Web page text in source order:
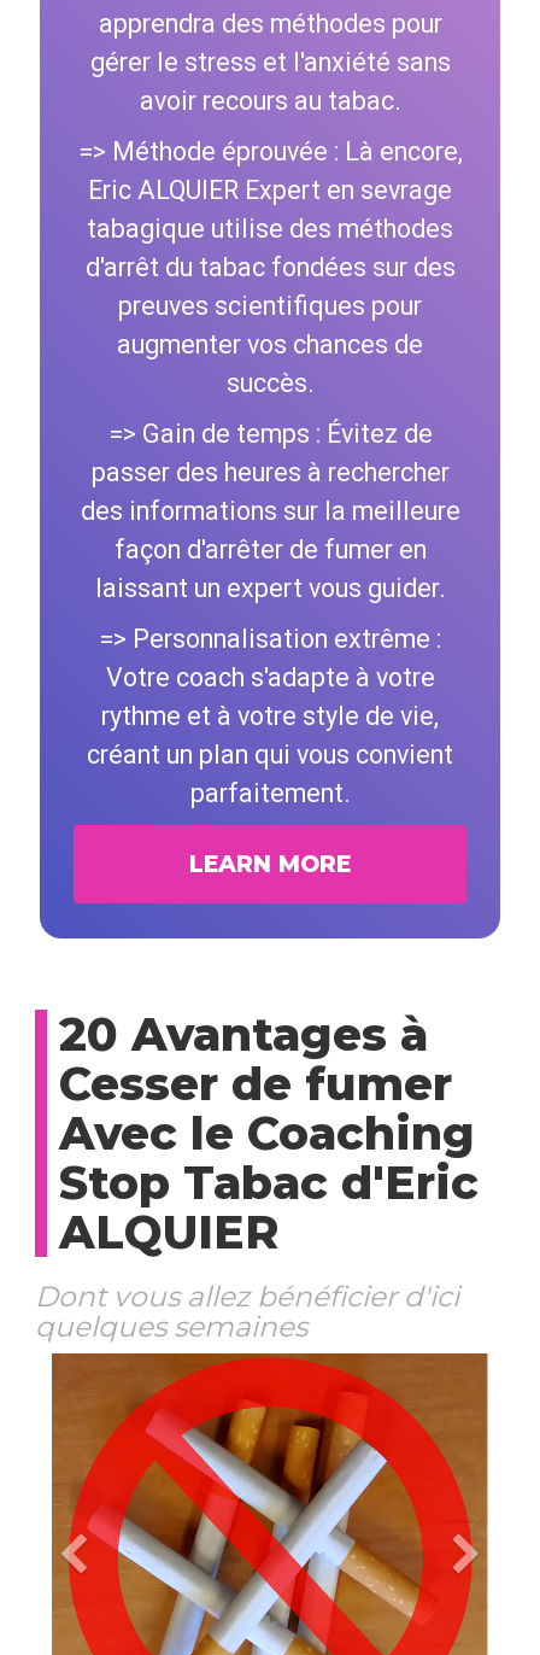
apprendra des méthodes pour
gérer le stress et l'anxiété sans
avoir recours au tabac.
=> Méthode éprouvée : Là encore,
Eric ALQUIER Expert en sevrage
tabagique utilise des méthodes
d'arrêt du tabac fondées sur des
preuves scientifiques pour
augmenter vos chances de
succès.
=> Gain de temps : Évitez de
passer des heures à rechercher
des informations sur la meilleure
façon d'arrêter de fumer en
laissant un expert vous guider.
=> Personnalisation extrême :
Votre coach s'adapte à votre
rythme et à votre style de vie,
créant un plan qui vous convient
parfaitement.
LEARN MORE
20 Avantages à
Cesser de fumer
Avec le Coaching
Stop Tabac d'Eric
ALQUIER
Dont vous allez bénéficier d'ici
quelques semaines
Previous